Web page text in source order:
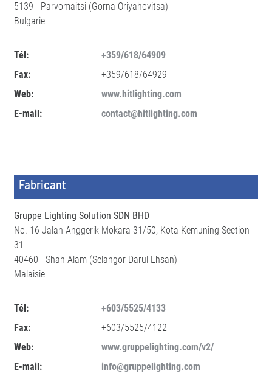
5139 - Parvomaitsi (Gorna Oriyahovitsa)
Bulgarie
Tél:
+359/618/64909
Fax:
+359/618/64929
Web:
www.hitlighting.com
E-mail:
contact@hitlighting.com
Fabricant
Gruppe Lighting Solution SDN BHD
No. 16 Jalan Anggerik Mokara 31/50, Kota Kemuning Section
31
40460 - Shah Alam (Selangor Darul Ehsan)
Malaisie
Tél:
+603/5525/4133
Fax:
+603/5525/4122
Web:
www.gruppelighting.com/v2/
E-mail:
info@gruppelighting.com